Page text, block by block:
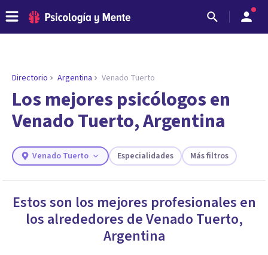
ENCONTRAR MI TERAPEUTA
¿Necesitas ayuda para encontrar el
psicólogo adecuado?
Responde a unas breves preguntas y te ofreceremos
necesidades.
Directorio Argentina Venado Tuerto
Los mejores psicólogos en
Venado Tuerto, Argentina
Venado Tuerto Especialidades Más filtros
Estos son los mejores profesionales en
los alrededores deVenado Tuerto,
Argentina